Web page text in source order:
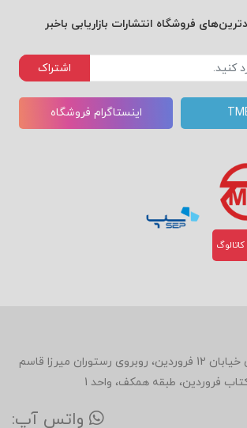
فروشگاه انتشارات بازاریابی باخبر
اشتراک
اینستاگرام فروشگاه
کاتالوگ
میدان انقلاب، ابتدای خیابان 12 فروردین، روبروی رستوران میرزا قاسم
فروردین، طبقه همکف، واحد 1
واتس آپ: